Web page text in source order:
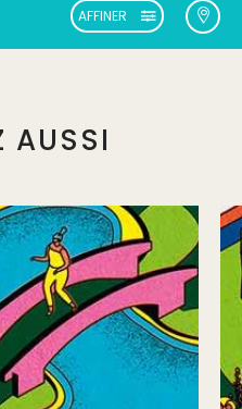
AFFINER
AUSSI